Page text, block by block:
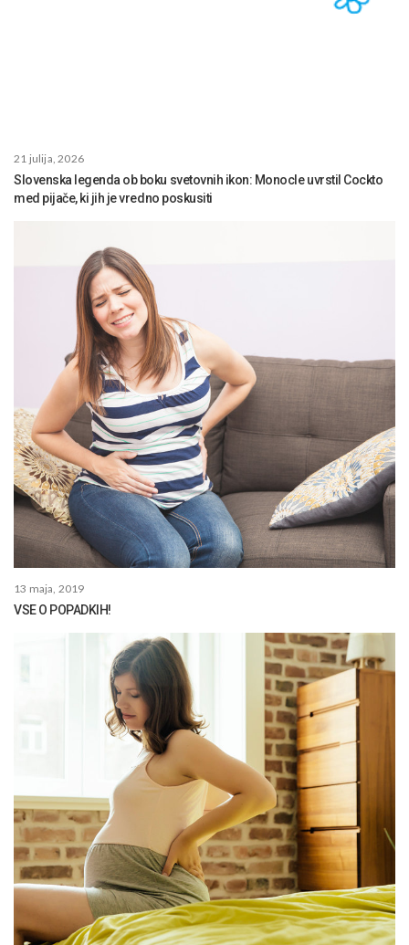
21 julija, 2026
Slovenska legenda ob boku svetovnih ikon: Monocle uvrstil Cockto
med pijače, ki jih je vredno poskusiti
13 maja, 2019
VSE O POPADKIH!